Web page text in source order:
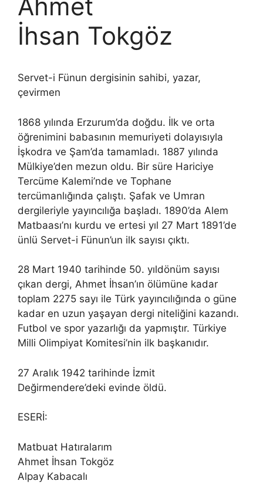
Ahmet
İhsan Tokgöz
Servet-i Fünun dergisinin sahibi, yazar,
çevirmen
1868 yılında Erzurum’da doğdu. İlk ve orta
öğrenimini babasının memuriyeti dolayısıyla
İşkodra ve Şam’da tamamladı. 1887 yılında
Mülkiye’den mezun oldu. Bir süre Hariciye
Tercüme Kalemi’nde ve Tophane
tercümanlığında çalıştı. Şafak ve Umran
dergileriyle yayıncılığa başladı. 1890’da Alem
Matbaası’nı kurdu ve ertesi yıl 27 Mart 1891’de
ünlü Servet-i Fünun’un ilk sayısı çıktı.
28 Mart 1940 tarihinde 50. yıldönüm sayısı
çıkan dergi, Ahmet İhsan’ın ölümüne kadar
toplam 2275 sayı ile Türk yayıncılığında o güne
kadar en uzun yaşayan dergi niteliğini kazandı.
Futbol ve spor yazarlığı da yapmıştır. Türkiye
Milli Olimpiyat Komitesi’nin ilk başkanıdır.
27 Aralık 1942 tarihinde İzmit
Değirmendere’deki evinde öldü.
ESERİ:
Matbuat Hatıralarım
Ahmet İhsan Tokgöz
Alpay Kabacalı